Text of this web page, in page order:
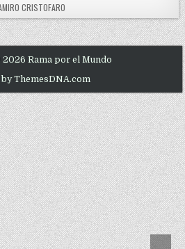
CRISTOFARO
Rama por el Mundo
ThemesDNA.com